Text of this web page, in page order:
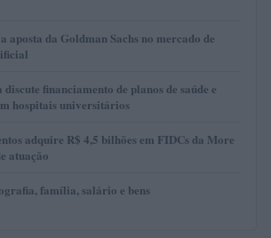
aposta da Goldman Sachs no mercado de
financiamento de planos de saúde e
hospitais universitários
adquire R$ 4,5 bilhões em FIDCs da More
atuação
família, salário e bens